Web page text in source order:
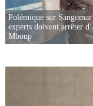
Polémique sur
experts doivent arrêter
Mboup